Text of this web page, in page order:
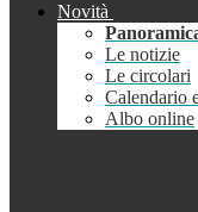
Novità
Le notizie
Le circolari
Calendario
Albo online